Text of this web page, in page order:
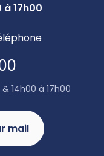
à 17h00
& 14h00 à 17h00
mail